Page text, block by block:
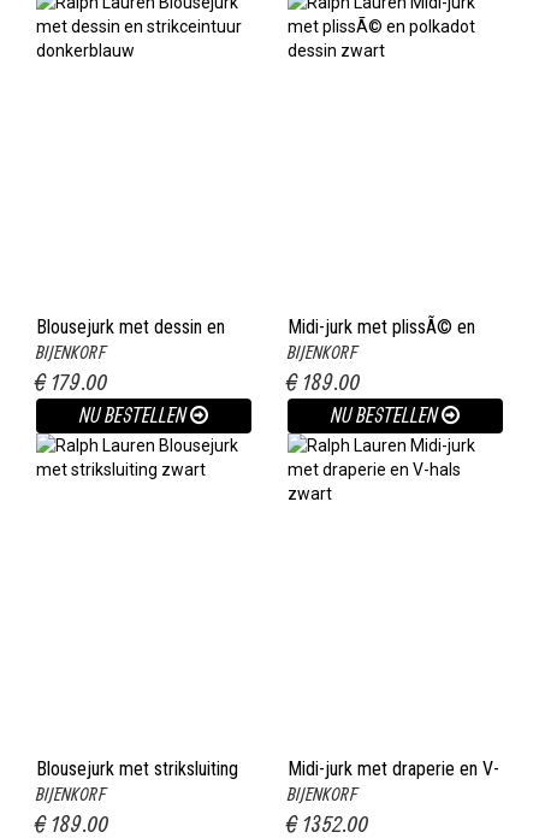
Blousejurk met dessin en
strikceintuur donkerblauw
BIJENKORF
€ 179.00
NU BESTELLEN
Midi-jurk met plissÃ© en
polkadot dessin zwart
BIJENKORF
€ 189.00
NU BESTELLEN
Blousejurk met striksluiting
zwart
BIJENKORF
€ 189.00
Midi-jurk met draperie en V-
hals zwart
BIJENKORF
€ 1352.00